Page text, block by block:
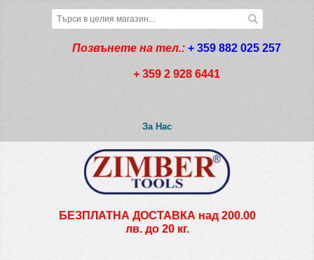
Позвънете на тел.: + 359 882 025 257
+ 359 2 928 6441
За Нас
БЕЗПЛАТНА ДОСТАВКА над 200.00
лв. до 20 кг.